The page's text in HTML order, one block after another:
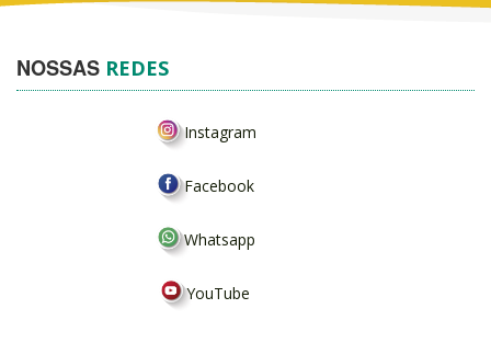
NOSSAS REDES
Instagram
Facebook
Whatsapp
YouTube